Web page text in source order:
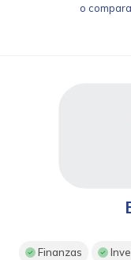
o
Finanzas